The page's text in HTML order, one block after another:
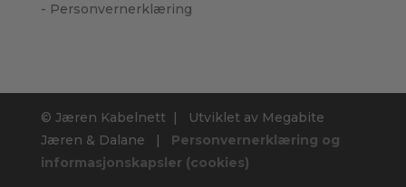
- Personvernerklæring
© Jæren Kabelnett | Utviklet av Megabite
Jæren & Dalane | Personvernerklæring og
informasjonskapsler (cookies)